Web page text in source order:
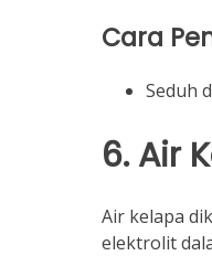
Cara
Seduh
6. Air
Air kelapa
elektrolit